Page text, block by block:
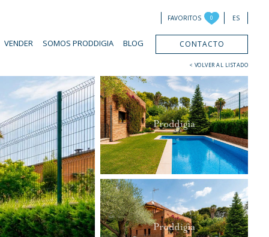
VENDER SOMOS PRODDIGIA BLOG CONTACTO
ES
FAVORITOS 0
< VOLVER AL LISTADO